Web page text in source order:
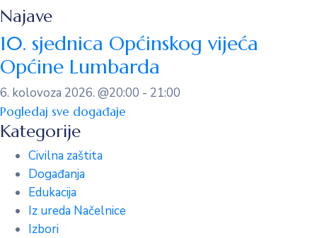
Najave
10. sjednica Općinskog vijeća
Općine Lumbarda
6. kolovoza 2026. @20:00 - 21:00
Pogledaj sve događaje
Kategorije
Civilna zaštita
Događanja
Edukacija
Iz ureda Načelnice
Izbori